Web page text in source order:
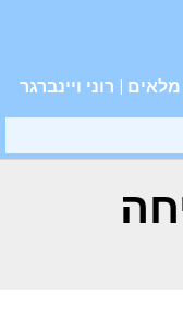
| רוני ויינברגר